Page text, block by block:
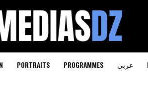
PORTRAITS PROGRAMMES عربي